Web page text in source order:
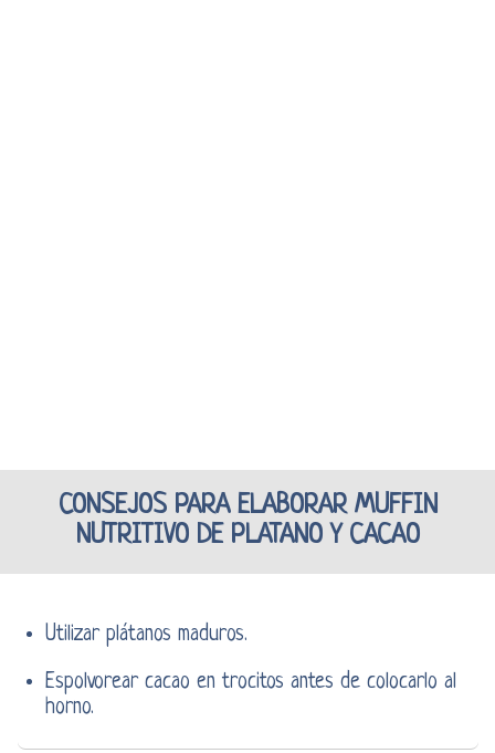
CONSEJOS PARA ELABORAR MUFFIN
NUTRITIVO DE PLATANO Y CACAO
Utilizar plátanos maduros.
Espolvorear cacao en trocitos antes de colocarlo al
horno.